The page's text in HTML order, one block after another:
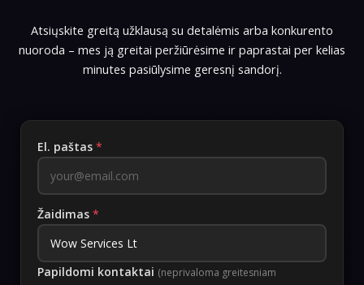
Atsiųskite greitą užklausą su detalėmis arba konkurento
nuoroda – mes ją greitai peržiūrėsime ir paprastai per kelias
minutes pasiūlysime geresnį sandorį.
El. paštas *
Žaidimas *
Papildomi kontaktai (neprivaloma greitesniam